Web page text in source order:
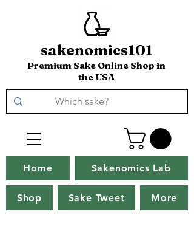
sakenomics101
Premium Sake Online Shop in
the USA
Home Sakenomics Lab
Shop Sake Tweet More